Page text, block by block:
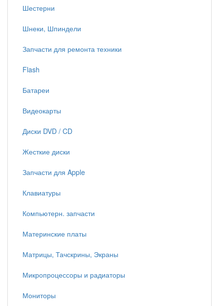
Шестерни
Шнеки, Шпиндели
Запчасти для ремонта техники
Flash
Батареи
Видеокарты
Диски DVD / CD
Жесткие диски
Запчасти для Apple
Клавиатуры
Компьютерн. запчасти
Материнские платы
Матрицы, Тачскрины, Экраны
Микропроцессоры и радиаторы
Мониторы